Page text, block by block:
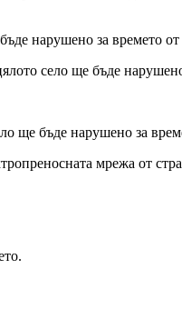
нарушено за времето
село ще бъде
ще бъде нарушено за
мрежа от